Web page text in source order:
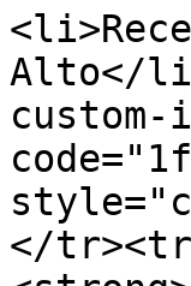
Alto</
</